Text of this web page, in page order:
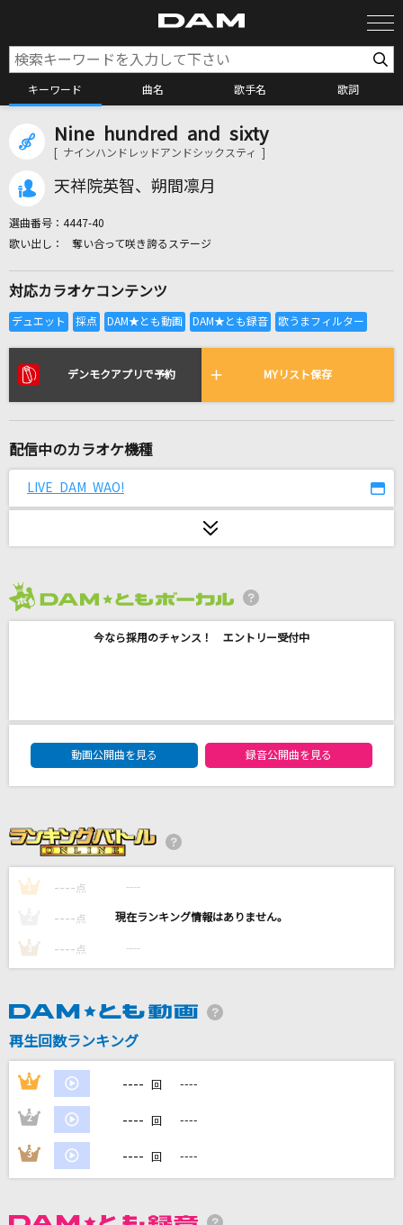
キーワード 曲名 歌手名 歌詞
カラオケ検索
全国りれき
リアルタイムで歌われている曲の一覧
[生音]又三郎
ファタール
絶対アイドル辞めないで
Buono!
モエチャッカファイア
B級
今井美樹
カラオケ最新情報をチェック！
Nine hundred and sixty
[ ナインハンドレッドアンドシックスティ ]
天祥院英智、朔間凛月
選曲番号： 4447-40
奪い合って咲き誇るステージ
対応カラオケコンテンツ
デンモクアプリで予約 MYリスト保存
配信中のカラオケ機種
LIVE DAM WAO!
今なら採用のチャンス！ エントリー受付中
DAM★ともボーカルエントリーランキング
動画公開曲を見る
録音公開曲を見る
1 ---- 点 ----
---- 点 ----
3 ---- 点 ----
再生回数ランキング
1 ---- 回 ----
2 ---- 回 ----
3 ---- 回 ----